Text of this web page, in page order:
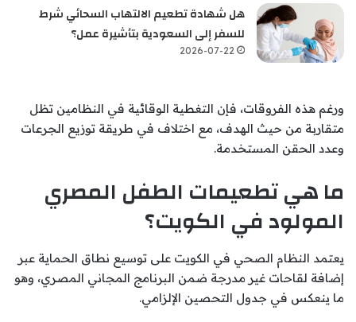
هل شهادة تطعيم الالتهاب السحائي شرط
للسفر إلى السعودية بتأشيرة عمل؟
2026-07-22
ورغم هذه الفروقات، فإن التغطية الوقائية في النظامين تظل
متقاربة من حيث الهدف، مع اختلاف في طريقة توزيع الجرعات
وعدد الحقن المستخدمة.
ما هي تطعيمات الطفل المصري
المولود في الكويت؟
يعتمد النظام الصحي في الكويت على توسيع نطاق الحماية عبر
إضافة لقاحات غير مدرجة ضمن البرنامج المجاني المصري، وهو
ما ينعكس في جدول التحصين الإلزامي.